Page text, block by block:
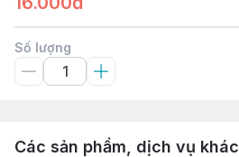
Số lượng
Các sản phẩm, dịch vụ khác